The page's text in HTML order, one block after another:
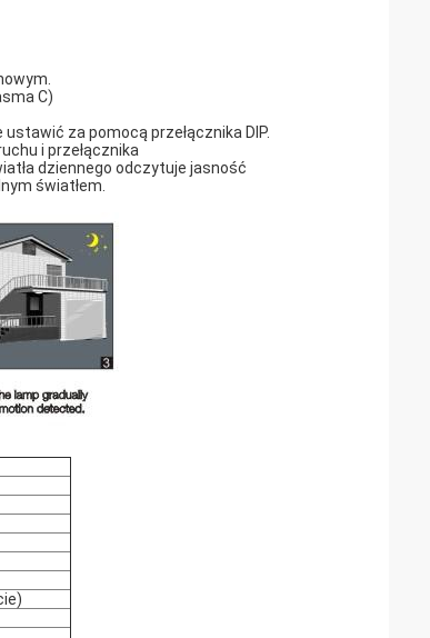
C)
za pomocą przełącznika DIP.
i przełącznika
dziennego odczytuje jasność
światłem.